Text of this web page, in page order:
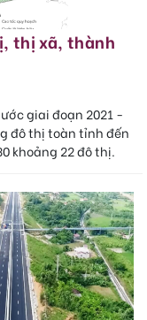
thị xã, thành
giai đoạn 2021 -
đô thị toàn tỉnh đến
khoảng 22 đô thị.